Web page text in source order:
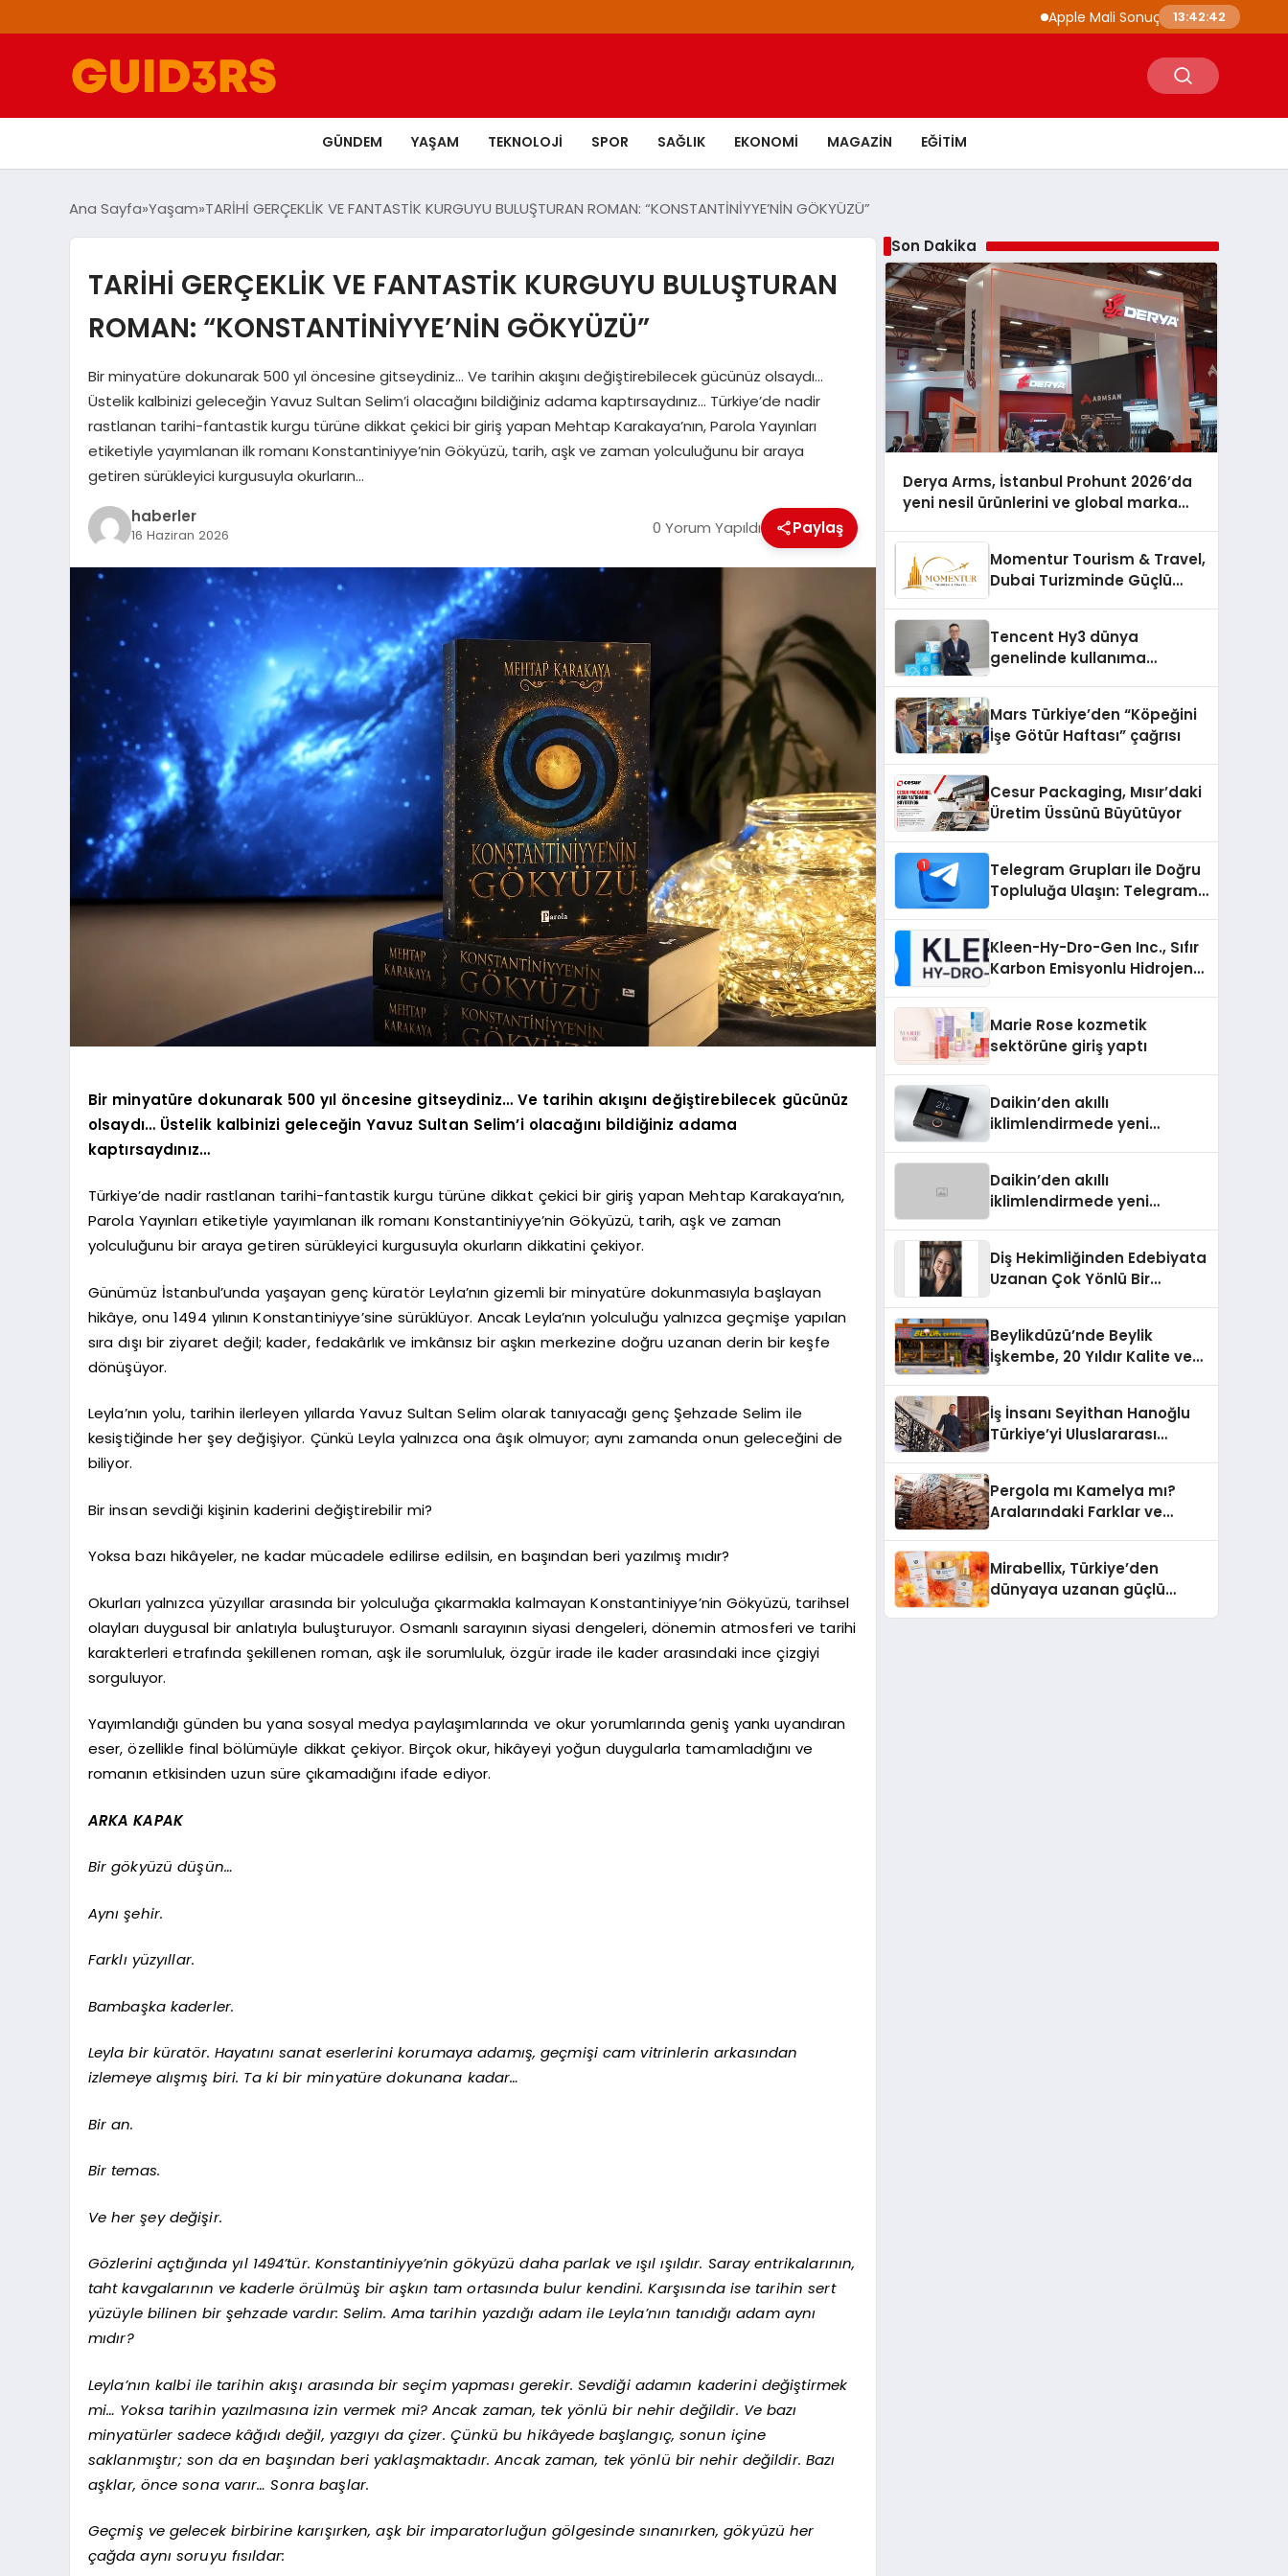
Apple Mali Sonuçlarını Açıkladı iPhone ve
13:42:43
GÜNDEM YAŞAM TEKNOLOJI SPOR SAĞLIK EKONOMI MAGAZIN EĞITIM
Ana Sayfa Yaşam TARİHİ GERÇEKLİK VE FANTASTİK KURGUYU BULUŞTURAN ROMAN: “KONSTANTİNİYYE’NİN GÖKYÜZÜ”
TARİHİ GERÇEKLİK VE FANTASTİK KURGUYU BULUŞTURAN
ROMAN: “KONSTANTİNİYYE’NİN GÖKYÜZÜ”
Bir minyatüre dokunarak 500 yıl öncesine gitseydiniz… Ve tarihin akışını değiştirebilecek gücünüz olsaydı…
Üstelik kalbinizi geleceğin Yavuz Sultan Selim’i olacağını bildiğiniz adama kaptırsaydınız… Türkiye’de nadir
rastlanan tarihi-fantastik kurgu türüne dikkat çekici bir giriş yapan Mehtap Karakaya’nın, Parola Yayınları
etiketiyle yayımlanan ilk romanı Konstantiniyye’nin Gökyüzü, tarih, aşk ve zaman yolculuğunu bir araya
getiren sürükleyici kurgusuyla okurların…
haberler
16 Haziran 2026 0 Yorum Yapıldı Paylaş
Bir minyatüre dokunarak 500 yıl öncesine gitseydiniz… Ve tarihin akışını değiştirebilecek gücünüz
olsaydı… Üstelik kalbinizi geleceğin Yavuz Sultan Selim’i olacağını bildiğiniz adama
kaptırsaydınız…
Türkiye’de nadir rastlanan tarihi-fantastik kurgu türüne dikkat çekici bir giriş yapan Mehtap Karakaya’nın,
Parola Yayınları etiketiyle yayımlanan ilk romanı Konstantiniyye’nin Gökyüzü, tarih, aşk ve zaman
yolculuğunu bir araya getiren sürükleyici kurgusuyla okurların dikkatini çekiyor.
Günümüz İstanbul’unda yaşayan genç küratör Leyla’nın gizemli bir minyatüre dokunmasıyla başlayan
hikâye, onu 1494 yılının Konstantiniyye’sine sürüklüyor. Ancak Leyla’nın yolculuğu yalnızca geçmişe yapılan
sıra dışı bir ziyaret değil; kader, fedakârlık ve imkânsız bir aşkın merkezine doğru uzanan derin bir keşfe
dönüşüyor.
Leyla’nın yolu, tarihin ilerleyen yıllarda Yavuz Sultan Selim olarak tanıyacağı genç Şehzade Selim ile
kesiştiğinde her şey değişiyor. Çünkü Leyla yalnızca ona âşık olmuyor; aynı zamanda onun geleceğini de
biliyor.
Bir insan sevdiği kişinin kaderini değiştirebilir mi?
Yoksa bazı hikâyeler, ne kadar mücadele edilirse edilsin, en başından beri yazılmış mıdır?
Okurları yalnızca yüzyıllar arasında bir yolculuğa çıkarmakla kalmayan Konstantiniyye’nin Gökyüzü, tarihsel
olayları duygusal bir anlatıyla buluşturuyor. Osmanlı sarayının siyasi dengeleri, dönemin atmosferi ve tarihi
karakterleri etrafında şekillenen roman, aşk ile sorumluluk, özgür irade ile kader arasındaki ince çizgiyi
sorguluyor.
Yayımlandığı günden bu yana sosyal medya paylaşımlarında ve okur yorumlarında geniş yankı uyandıran
eser, özellikle final bölümüyle dikkat çekiyor. Birçok okur, hikâyeyi yoğun duygularla tamamladığını ve
romanın etkisinden uzun süre çıkamadığını ifade ediyor.
ARKA KAPAK
Bir gökyüzü düşün…
Aynı şehir.
Farklı yüzyıllar.
Bambaşka kaderler.
Leyla bir küratör. Hayatını sanat eserlerini korumaya adamış, geçmişi cam vitrinlerin arkasından
izlemeye alışmış biri. Ta ki bir minyatüre dokunana kadar…
Bir an.
Bir temas.
Ve her şey değişir.
Gözlerini açtığında yıl 1494’tür. Konstantiniyye’nin gökyüzü daha parlak ve ışıl ışıldır. Saray entrikalarının,
taht kavgalarının ve kaderle örülmüş bir aşkın tam ortasında bulur kendini. Karşısında ise tarihin sert
yüzüyle bilinen bir şehzade vardır: Selim. Ama tarihin yazdığı adam ile Leyla’nın tanıdığı adam aynı
mıdır?
Leyla’nın kalbi ile tarihin akışı arasında bir seçim yapması gerekir. Sevdiği adamın kaderini değiştirmek
mi… Yoksa tarihin yazılmasına izin vermek mi? Ancak zaman, tek yönlü bir nehir değildir. Ve bazı
minyatürler sadece kâğıdı değil, yazgıyı da çizer. Çünkü bu hikâyede başlangıç, sonun içine
saklanmıştır; son da en başından beri yaklaşmaktadır. Ancak zaman, tek yönlü bir nehir değildir. Bazı
aşklar, önce sona varır… Sonra başlar.
Geçmiş ve gelecek birbirine karışırken, aşk bir imparatorluğun gölgesinde sınanırken, gökyüzü her
çağda aynı soruyu fısıldar:
Son Dakika
Derya Arms, İstanbul Prohunt 2026’da
yeni nesil ürünlerini ve global marka
Momentur Tourism & Travel,
Dubai Turizminde Güçlü
Tencent Hy3 dünya
genelinde kullanıma
Mars Türkiye’den “Köpeğini
İşe Götür Haftası” çağrısı
Cesur Packaging, Mısır’daki
Üretim Üssünü Büyütüyor
Telegram Grupları ile Doğru
Topluluğa Ulaşın: Telegram
Kleen-Hy-Dro-Gen Inc., Sıfır
Karbon Emisyonlu Hidrojen
Aldı
Marie Rose kozmetik
sektörüne giriş yaptı
Daikin’den akıllı
iklimlendirmede yeni
Daikin’den akıllı
iklimlendirmede yeni
Diş Hekimliğinden Edebiyata
Uzanan Çok Yönlü Bir
Beylikdüzü’nde Beylik
İşkembe, 20 Yıldır Kalite ve
İş İnsanı Seyithan Hanoğlu
Türkiye’yi Uluslararası
Pergola mı Kamelya mı?
Aralarındaki Farklar ve
Mirabellix, Türkiye’den
dünyaya uzanan güçlü